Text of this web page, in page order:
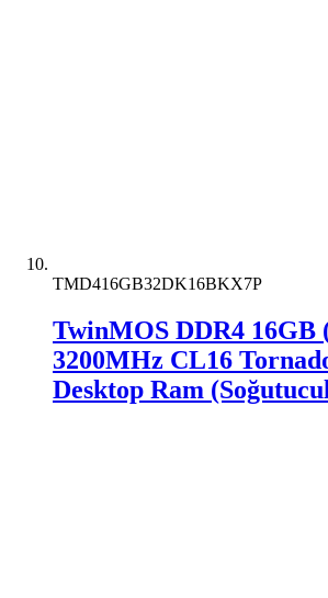
TMD416GB32DK16BKX7P
TwinMOS DDR4 16GB
3200MHz CL16
Desktop Ram